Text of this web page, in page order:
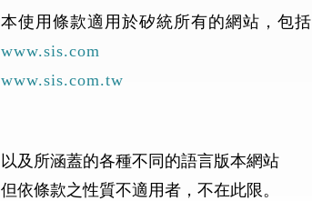
本使用條款適用於矽統所有的網站，包
www.sis.com
www.sis.com.tw
以及所涵蓋的各種不同的語言版本網站
但依條款之性質不適用者，不在此限。